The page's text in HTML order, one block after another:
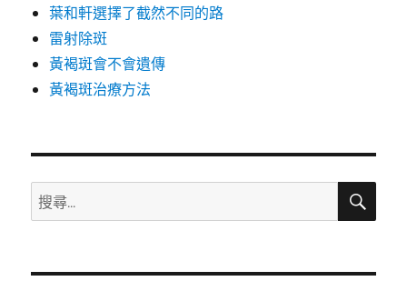
葉和軒選擇了截然不同的路
雷射除斑
黃褐斑會不會遺傳
黃褐斑治療方法
搜
尋
鍵
搜